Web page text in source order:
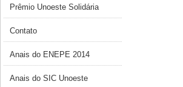
Prêmio Unoeste Solidária
Contato
Anais do ENEPE 2014
Anais do SIC Unoeste